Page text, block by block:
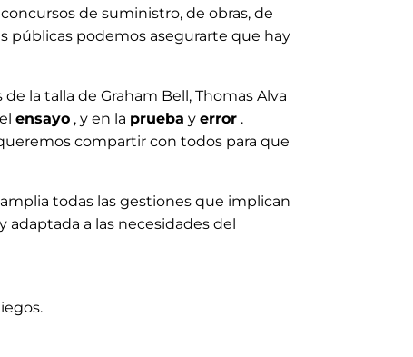
de suministro, de obras, de
públicas podemos asegurarte que hay
la talla de Graham Bell, Thomas Alva
elensayo , y en la prueba yerror .
compartir con todos para que
todas las gestiones que implican
adaptada a las necesidades del